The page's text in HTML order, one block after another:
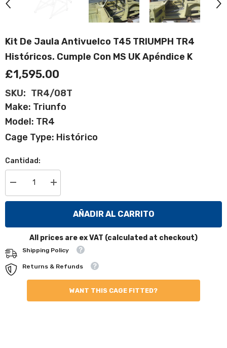
Kit De Jaula Antivuelco T45 TRIUMPH TR4
Históricos. Cumple Con MS UK Apéndice K
£1,595.00
SKU: TR4/08T
Make: Triunfo
Model: TR4
Cage Type: Histórico
Cantidad:
Disminuir
de
TRIUMPH
TR4
Históricos.
Cumple
con
Apéndice
Aumentar
cantidad
para
T45
TRIUMPH
TR4
Cumple
Apéndice
AÑADIR AL CARRITO
All prices are ex VAT (calculated at checkout)
Shipping Policy
Returns & Refunds
WANT THIS CAGE FITTED?